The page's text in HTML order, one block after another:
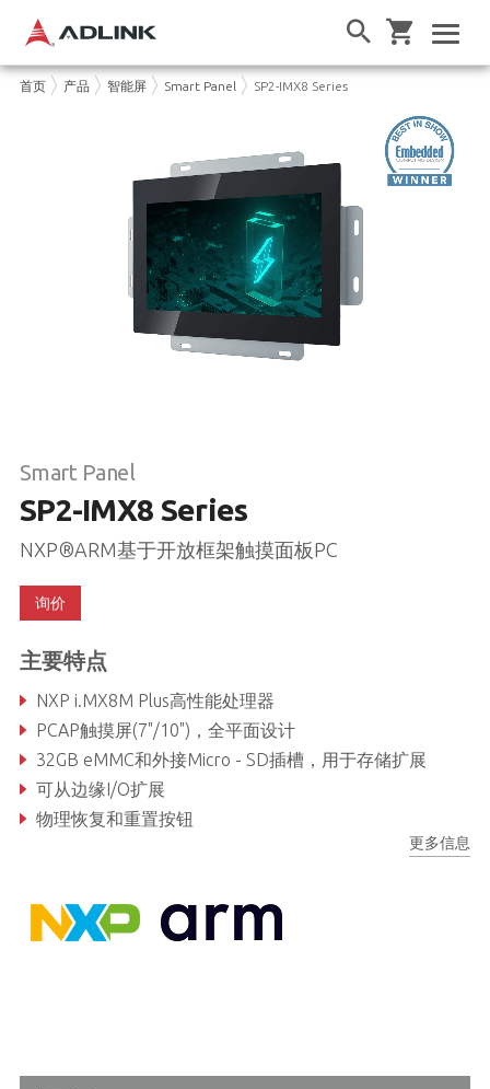
首页 产品 智能屏 Smart Panel SP2-IMX8 Series
Smart Panel
SP2-IMX8 Series
NXP®ARM基于开放框架触摸面板PC
询价
主要特点
NXP i.MX8M Plus高性能处理器
PCAP触摸屏(7"/10")，全平面设计
32GB eMMC和外接Micro - SD插槽，用于存储扩展
可从边缘I/O扩展
物理恢复和重置按钮
更多信息